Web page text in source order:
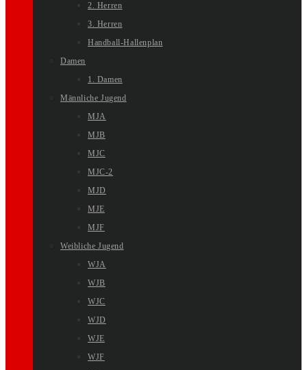
2. Herren
3. Herren
Handball-Hallenplan
Damen
1. Damen
Männliche Jugend
MJA
MJB
MJC
MJC-2
MJD
MJE
MJF
Weibliche Jugend
WJA
WJB
WJC
WJD
WJE
WJF